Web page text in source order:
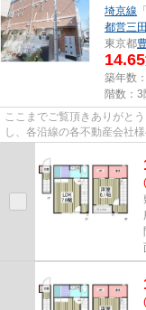
埼京線 「
都営三
東京都
14.65
築年数
階数：3
ここまでご覧頂きありがと
し、各沿線の各不動産会社